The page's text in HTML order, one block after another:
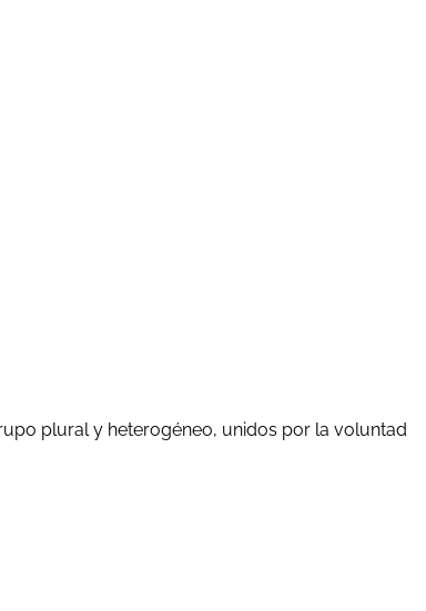
plural y heterogéneo, unidos por la voluntad